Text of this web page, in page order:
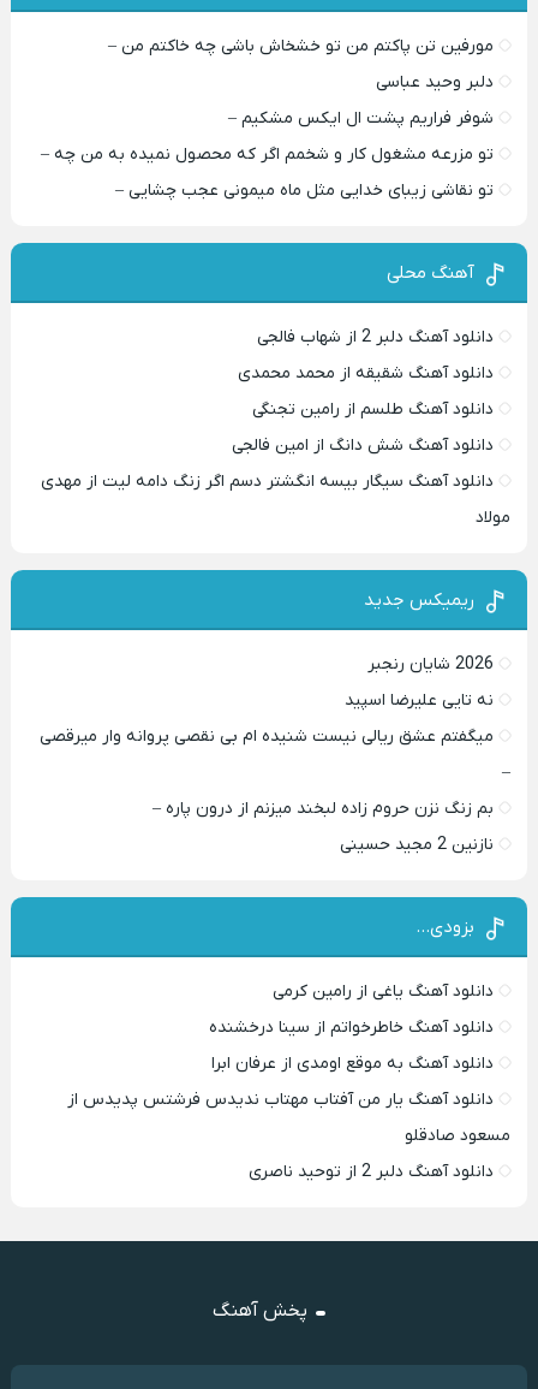
مورفین تن پاکتم من تو خشخاش باشی چه خاکتم من –
دلبر وحید عباسی
شوفر فراریم پشت ال ایکس مشکیم –
تو مزرعه مشغول کار و شخمم اگر که محصول نمیده به من چه –
تو نقاشی زیبای خدایی مثل ماه میمونی عجب چشایی –
آهنگ محلی
دانلود آهنگ دلبر 2 از شهاب فالجی
دانلود آهنگ شقیقه از محمد محمدی
دانلود آهنگ طلسم از رامین تجنگی
دانلود آهنگ شش دانگ از امین فالجی
دانلود آهنگ سیگار بیسه انگشتر دسم اگر زنگ دامه لیت از مهدی
مولاد
ریمیکس جدید
2026 شایان رنجبر
نه تایی علیرضا اسپید
میگفتم عشق ریالی نیست شنیده ام بی نقصی پروانه وار میرقصی
–
بم زنگ نزن حروم زاده لبخند میزنم از درون پاره –
نازنین 2 مجید حسینی
بزودی…
دانلود آهنگ یاغی از رامین کرمی
دانلود آهنگ خاطرخواتم از سینا درخشنده
دانلود آهنگ به موقع اومدی از عرفان ابرا
دانلود آهنگ یار من آفتاب مهتاب ندیدس فرشتس پدیدس از
مسعود صادقلو
دانلود آهنگ دلبر 2 از توحید ناصری
پخش آهنگ